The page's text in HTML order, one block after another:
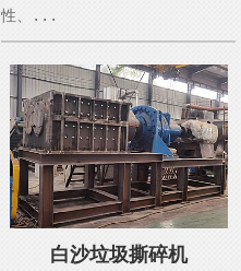
性、...
白沙垃圾撕碎机